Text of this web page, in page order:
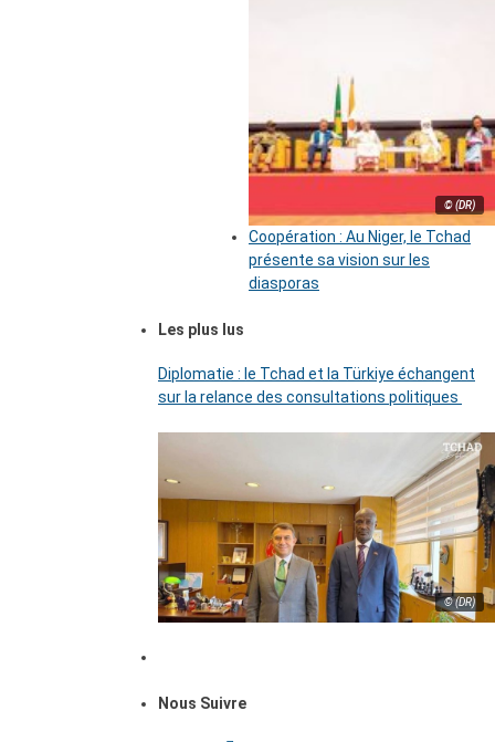
© (DR)
Coopération : Au Niger, le Tchad
présente sa vision sur les
diasporas
Les plus lus
Diplomatie : le Tchad et la Türkiye échangent
sur la relance des consultations politiques
© (DR)
Nous Suivre